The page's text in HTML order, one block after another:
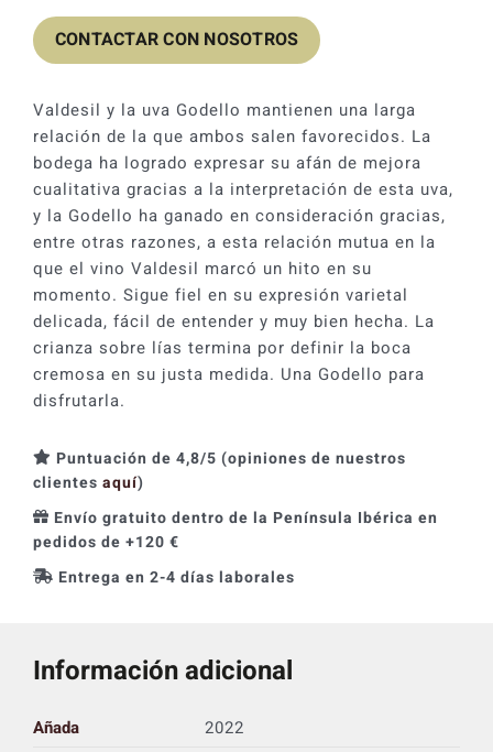
original
era:
16,50 €.
actual
es:
14,86 €.
CONTACTAR CON NOSOTROS
Valdesil y la uva Godello mantienen una larga
relación de la que ambos salen favorecidos. La
bodega ha logrado expresar su afán de mejora
cualitativa gracias a la interpretación de esta uva,
y la Godello ha ganado en consideración gracias,
entre otras razones, a esta relación mutua en la
que el vino Valdesil marcó un hito en su
momento. Sigue fiel en su expresión varietal
delicada, fácil de entender y muy bien hecha. La
crianza sobre lías termina por definir la boca
cremosa en su justa medida. Una Godello para
disfrutarla.
Puntuación de 4,8/5 (opiniones de nuestros
clientes aquí)
Envío gratuito dentro de la Península Ibérica en
pedidos de +120 €
Entrega en 2-4 días laborales
Información adicional
Añada
2022